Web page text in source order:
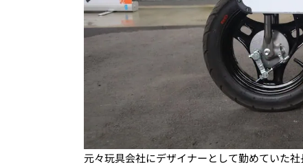
元々玩具会社にデザイナーとして勤めていた